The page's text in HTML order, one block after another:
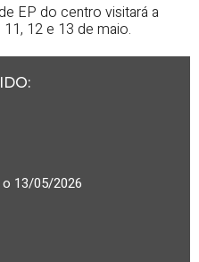
EP do centro visitará a
12 e 13 de maio.
:
13/05/2026